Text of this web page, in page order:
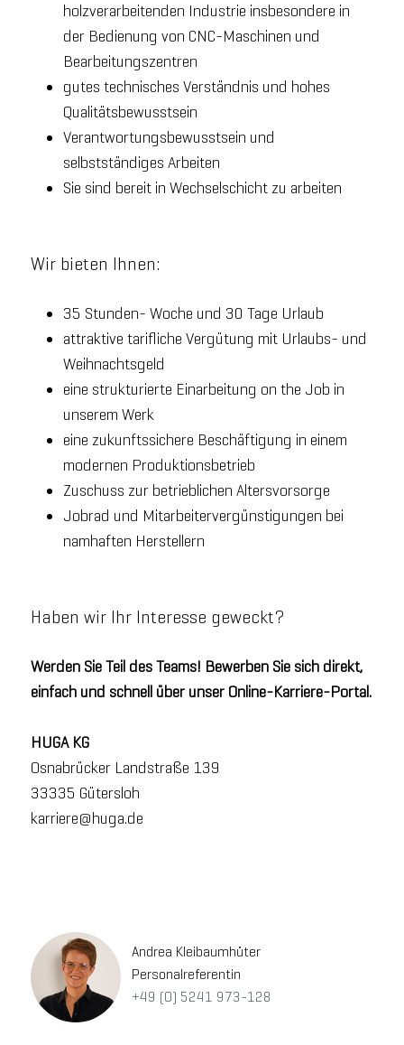
holzverarbeitenden Industrie insbesondere in
der Bedienung von CNC-Maschinen und
Bearbeitungszentren
gutes technisches Verständnis und hohes
Qualitätsbewusstsein
Verantwortungsbewusstsein und
selbstständiges Arbeiten
Sie sind bereit in Wechselschicht zu arbeiten
Wir bieten Ihnen:
35 Stunden- Woche und 30 Tage Urlaub
attraktive tarifliche Vergütung mit Urlaubs- und
Weihnachtsgeld
eine strukturierte Einarbeitung on the Job in
unserem Werk
eine zukunftssichere Beschäftigung in einem
modernen Produktionsbetrieb
Zuschuss zur betrieblichen Altersvorsorge
Jobrad und Mitarbeitervergünstigungen bei
namhaften Herstellern
Haben wir Ihr Interesse geweckt?
Werden Sie Teil des Teams! Bewerben Sie sich direkt,
einfach und schnell über unser Online-Karriere-Portal.
HUGA KG
Osnabrücker Landstraße 139
33335 Gütersloh
karriere@huga.de
Andrea Kleibaumhüter
Personalreferentin
+49 (0) 5241 973-128